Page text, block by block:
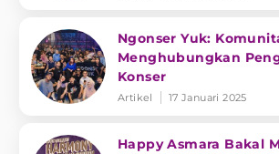
Ngonser Yuk:
Menghubungkan
Konser
Artikel 17 Januari 2025
Happy Asmara Bakal